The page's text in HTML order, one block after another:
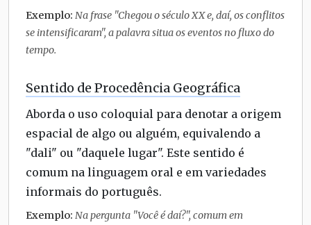
Exemplo: Na frase "Chegou o século XX e, daí, os conflitos
se intensificaram", a palavra situa os eventos no fluxo do
tempo.
Sentido de Procedência Geográfica
Aborda o uso coloquial para denotar a origem
espacial de algo ou alguém, equivalendo a
"dali" ou "daquele lugar". Este sentido é
comum na linguagem oral e em variedades
informais do português.
Exemplo: Na pergunta "Você é daí?", comum em